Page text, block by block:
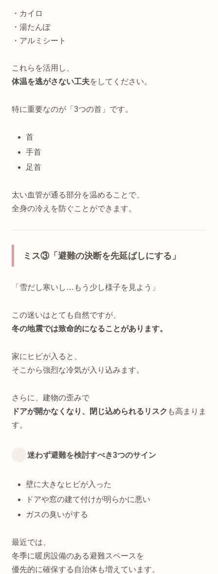
・カイロ
・湯たんぽ
・アルミシート
これらを活用し、
体温を逃がさない工夫をしてください。
特に重要なのが「3つの首」です。
首
手首
足首
太い血管が通る部分を温めることで、
全身の冷えを防ぐことができます。
ミス③「避難の決断を先延ばしにする」
「雪だし寒いし…もう少し様子を見よう」
この迷いはとても自然ですが、
冬の地震では致命的になることがあります。
家にヒビが入ると、
そこから強烈な冷気が入り込みます。
さらに、建物の歪みで
ドアが開かなくなり、閉じ込められるリスク も高まりま
す。
迷わず避難を検討すべき3つのサイン
壁に大きなヒビが入った
ドアや窓の建て付けが明らかに悪い
ガスの臭いがする
最近では、
冬季に暖房設備のある避難スペースを
優先的に確保する自治体も増えています。